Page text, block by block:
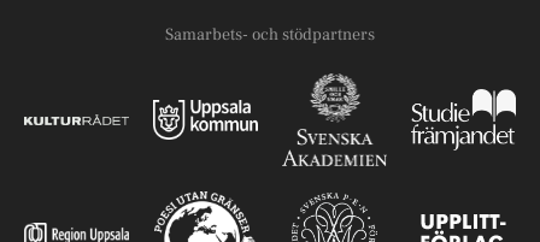
Samarbets- och stödpartners